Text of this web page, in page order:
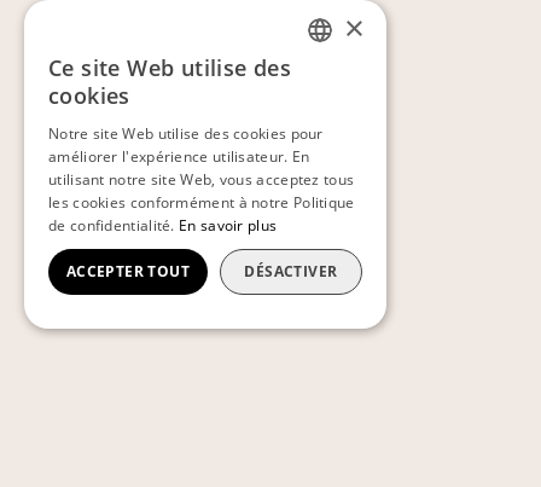
×
Ce site Web utilise des
cookies
Notre site Web utilise des cookies pour
améliorer l'expérience utilisateur. En
utilisant notre site Web, vous acceptez tous
les cookies conformément à notre Politique
de confidentialité. En savoir plus
ACCEPTER TOUT DÉSACTIVER